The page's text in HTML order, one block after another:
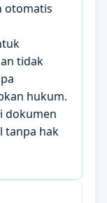
otomatis
tidak
hukum.
dokumen
tanpa hak